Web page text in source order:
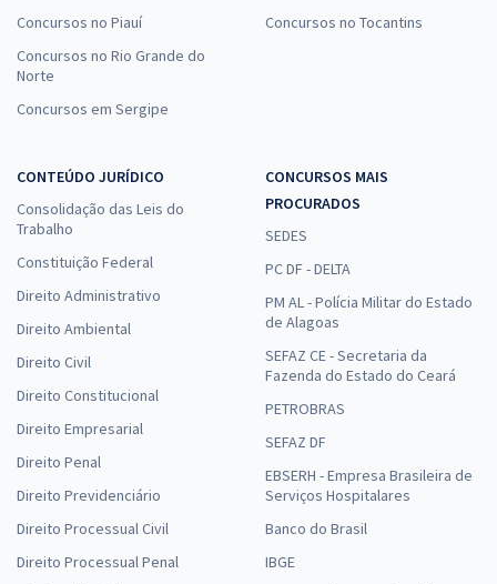
Concursos no Piauí
Concursos no Rio Grande do
Norte
Concursos em Sergipe
Concursos no Tocantins
CONTEÚDO JURÍDICO
Consolidação das Leis do
Trabalho
Constituição Federal
Direito Administrativo
Direito Ambiental
Direito Civil
Direito Constitucional
Direito Empresarial
Direito Penal
Direito Previdenciário
Direito Processual Civil
Direito Processual Penal
CONCURSOS MAIS
PROCURADOS
SEDES
PC DF - DELTA
PM AL - Polícia Militar do Estado
de Alagoas
SEFAZ CE - Secretaria da
Fazenda do Estado do Ceará
PETROBRAS
SEFAZ DF
EBSERH - Empresa Brasileira de
Serviços Hospitalares
Banco do Brasil
IBGE